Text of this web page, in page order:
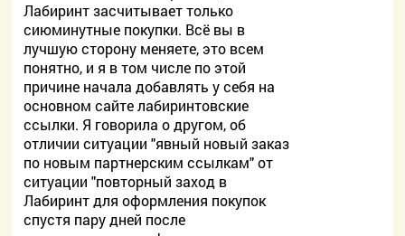
Лабиринт засчитывает только
сиюминутные покупки. Всё вы в
лучшую сторону меняете, это всем
понятно, и я в том числе по этой
причине начала добавлять у себя на
основном сайте лабиринтовские
ссылки. Я говорила о другом, об
отличии ситуации "явный новый заказ
по новым партнерским ссылкам" от
ситуации "повторный заход в
Лабиринт для оформления покупок
спустя пару дней после